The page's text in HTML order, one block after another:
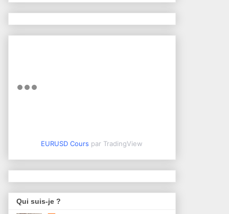
EURUSD Cours par TradingView
Qui suis-je ?